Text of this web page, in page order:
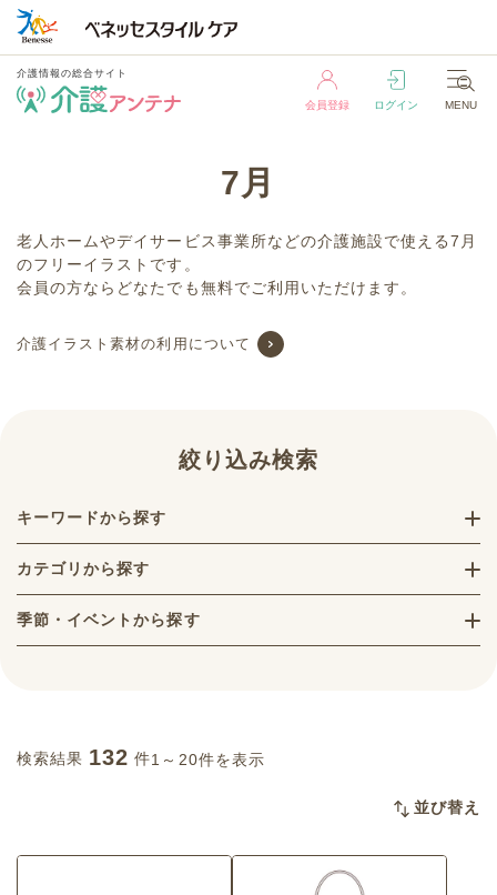
介護情報の総合サイト
会員登録 ログイン MENU
7月
老人ホームやデイサービス事業所などの介護施設で使える7月
のフリーイラストです。
会員の方ならどなたでも無料でご利用いただけます。
介護イラスト素材の利用について
絞り込み検索
キーワードから探す
カテゴリから探す
季節・イベントから探す
検索結果 132 件1～20件を表示
並び替え